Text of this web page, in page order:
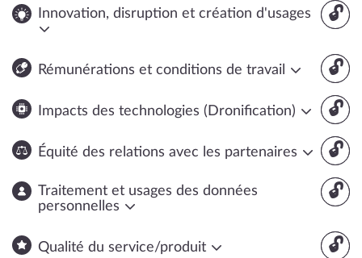
🔓
Innovation, disruption et création d'usages
🔓
Rémunérations et conditions de travail
🔓
Impacts des technologies (Dronification)
🔓
Équité des relations avec les partenaires
🔓
Traitement et usages des données
personnelles
🔓
Qualité du service/produit